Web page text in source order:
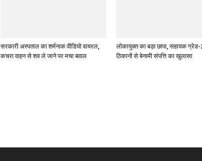
सरकारी अस्पताल का शर्मनाक वीडियो वायरल,
कचरा वाहन से शव ले जाने पर मचा बवाल
लोकायुक्त का बड़ा छापा, सहायक
ठिकानों से बेनामी संपत्ति का खुलासा